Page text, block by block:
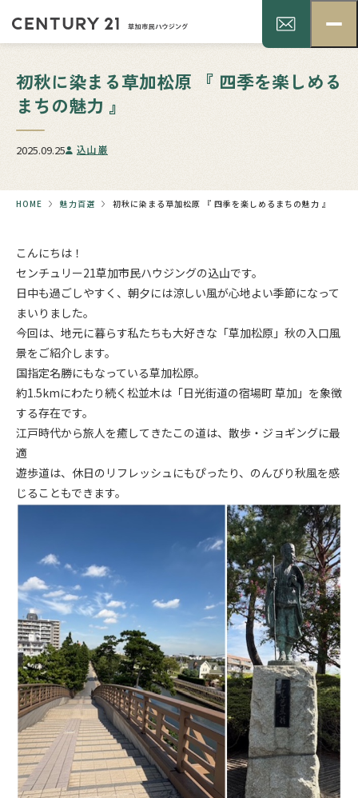
初秋に染まる草加松原 『 四季を楽しめる
まちの魅力 』
2025.09.25 込山 巌
HOME 魅力百選 初秋に染まる草加松原 『 四季を楽しめるまちの魅力 』
こんにちは！
センチュリー21草加市民ハウジングの込山です。
日中も過ごしやすく、朝夕には涼しい風が心地よい季節になって
まいりました。
今回は、地元に暮らす私たちも大好きな「草加松原」秋の入口風
景をご紹介します。
国指定名勝にもなっている草加松原。
約1.5kmにわたり続く松並木は「日光街道の宿場町 草加」を象徴
する存在です。
江戸時代から旅人を癒してきたこの道は、散歩・ジョギングに最
適
遊歩道は、休日のリフレッシュにもぴったり、のんびり秋風を感
じることもできます。